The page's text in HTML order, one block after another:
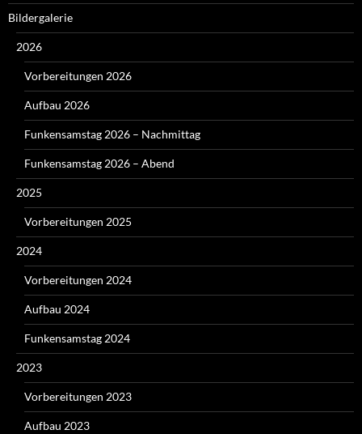
Bildergalerie
2026
Vorbereitungen 2026
Aufbau 2026
Funkensamstag 2026 – Nachmittag
Funkensamstag 2026 – Abend
2025
Vorbereitungen 2025
2024
Vorbereitungen 2024
Aufbau 2024
Funkensamstag 2024
2023
Vorbereitungen 2023
Aufbau 2023